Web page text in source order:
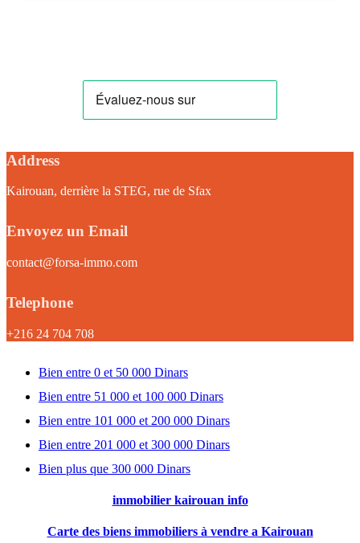
Address
Kairouan, derrière la STEG, rue de Sfax
Envoyez un Email
contact@forsa-immo.com
Telephone
+216 24 704 708
Bien entre 0 et 50 000 Dinars
Bien entre 51 000 et 100 000 Dinars
Bien entre 101 000 et 200 000 Dinars
Bien entre 201 000 et 300 000 Dinars
Bien plus que 300 000 Dinars
immobilier kairouan info
Carte des biens immobiliers à vendre a Kairouan